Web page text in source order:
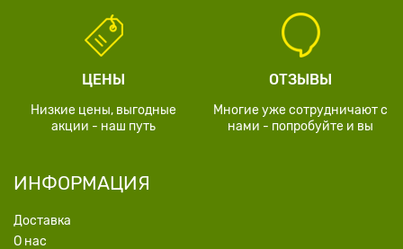
ЦЕНЫ
Низкие цены, выгодные
акции - наш путь
ОТЗЫВЫ
Многие уже сотрудничают с
нами - попробуйте и вы
ИНФОРМАЦИЯ
Доставка
О нас